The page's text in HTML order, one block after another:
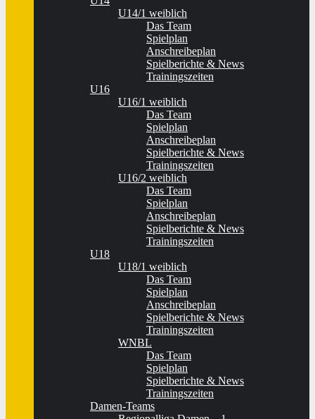
U14/1 weiblich
Das Team
Spielplan
Anschreibeplan
Spielberichte & News
Trainingszeiten
U16
U16/1 weiblich
Das Team
Spielplan
Anschreibeplan
Spielberichte & News
Trainingszeiten
U16/2 weiblich
Das Team
Spielplan
Anschreibeplan
Spielberichte & News
Trainingszeiten
U18
U18/1 weiblich
Das Team
Spielplan
Anschreibeplan
Spielberichte & News
Trainingszeiten
WNBL
Das Team
Spielplan
Spielberichte & News
Trainingszeiten
Damen-Teams